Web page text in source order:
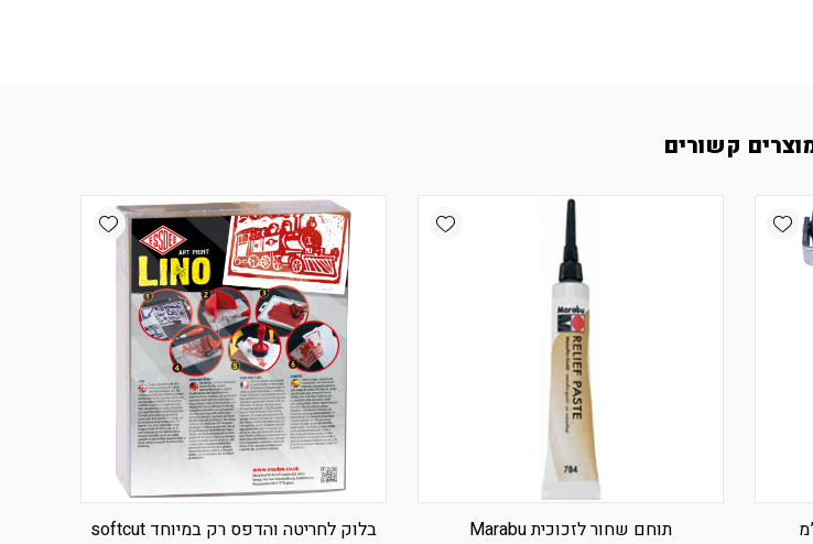
קשורים
Add wishlist
Add wishlist
תוחם שחור לזכוכית Marabu
Add wishlist
בלוק לחריטה והדפס רק במיוחד softcut